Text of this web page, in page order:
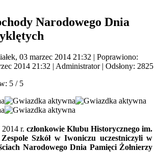
Narodowego Dnia
03 marzec 2014 21:32
Poprawiono:
2014 21:32 Administrator| Odsłony: 2825
5 / 5
r. członkowie Klubu Historycznego im.
Szkół w Iwoniczu uczestniczyli w
Narodowego Dnia Pamięci Żołnierzy